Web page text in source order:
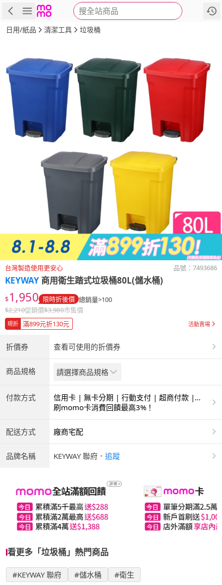
搜全站商品
商品 評價 詳情
日用/紙品 清潔工具 垃圾桶
台灣製造使用更安心 品號： 7493686
KEYWAY 商用衛生踏式垃圾桶80L(儲水桶)
$1,950 限時折後價 總銷量>100
$2,210促銷價$3,980市售價
現折 滿899元折130元 活動賣場
折價券 查看可使用的折價券
商品規格 請選擇商品規格
付款方式
信用卡 | 無卡分期 | 行動支付 | 超商付款 |
ATM | 銀聯卡
刷momo卡消費回饋最高3%！
配送方式 廠商宅配
品牌名稱 KEYWAY 聯府 ． 追蹤
看更多「垃圾桶」熱門商品
#KEYWAY 聯府 #儲水桶 #衛生